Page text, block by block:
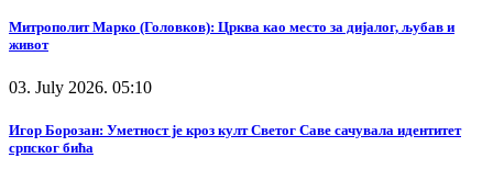
Митрополит Марко (Головков): Црква као место за дијалог, љубав и
живот
03. July 2026. 05:10
Игор Борозан: Уметност је кроз култ Светог Саве сачувала идентитет
српског бића